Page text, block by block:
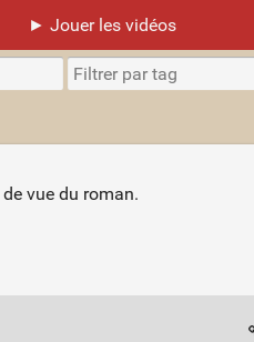
► Jouer les vidéos
vue du roman.